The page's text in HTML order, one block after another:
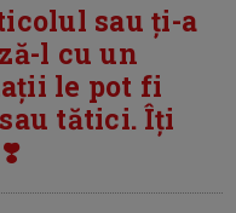
sau ți-a
l cu un
le pot fi
tătici. Îți